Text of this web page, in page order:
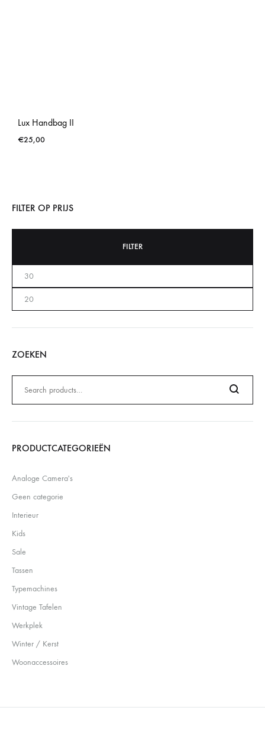
Lux Handbag II
€25,00
FILTER OP PRIJS
FILTER
ZOEKEN
naar:
Search
PRODUCTCATEGORIEËN
Analoge Camera's
Geen categorie
Interieur
Kids
Sale
Tassen
Typemachines
Vintage Tafelen
Werkplek
Winter / Kerst
Woonaccessoires